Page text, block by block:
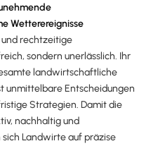
Wetterereignisse
rechtzeitige
sondern unerlässlich. Ihr
landwirtschaftliche
unmittelbare Entscheidungen
Strategien. Damit die
nachhaltig und
Landwirte auf präzise